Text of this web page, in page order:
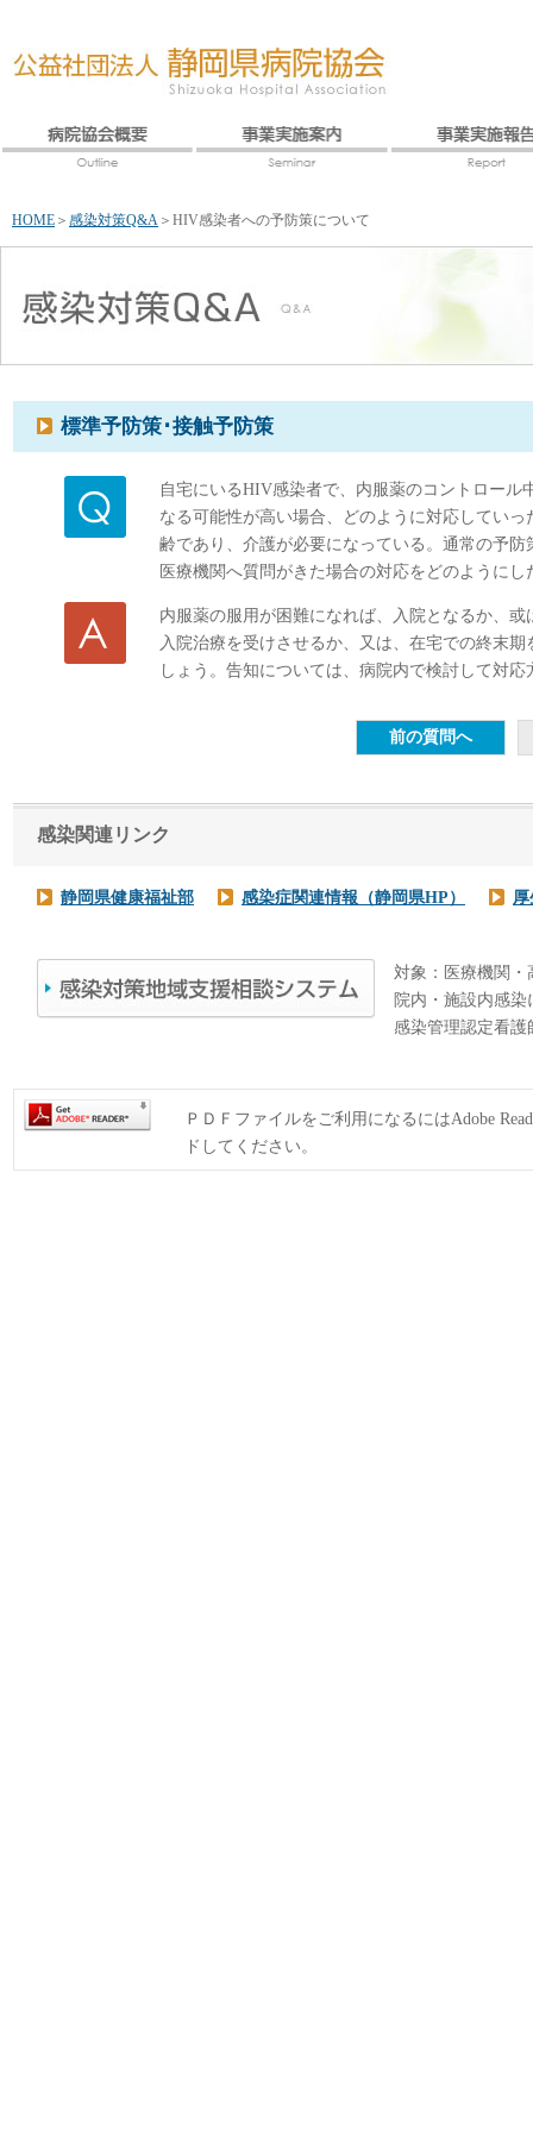
HOME ＞ 感染対策Q&A ＞ HIV感染者への予防策について
標準予防策･接触予防策
自宅にいるHIV感染者で、内服薬のコントロー
なる可能性が高い場合、どのように対応してい
齢であり、介護が必要になっている。通常の予
医療機関へ質問がきた場合の対応をどのようにし
内服薬の服用が困難になれば、入院となるか、
入院治療を受けさせるか、又は、在宅での終末
しょう。告知については、病院内で検討して対
感染関連リンク
静岡県健康福祉部 感染症関連情報（静岡県HP）
対象：医療機関・
院内・施設内感
感染管理認定看
ＰＤＦファイルをご利用になるにはAdobe
ドしてください。